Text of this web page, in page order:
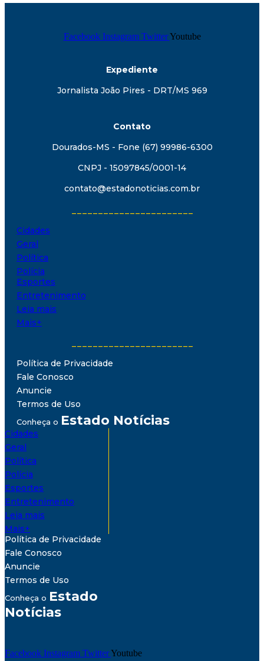
Facebook Instagram Twitter Youtube
Expediente
Jornalista João Pires - DRT/MS 969
Contato
Dourados-MS - Fone (67) 99986-6300
CNPJ - 15097845/0001-14
contato@estadonoticias.com.br
Cidades
Geral
Política
Polícia
Esportes
Entretenimento
Leia mais
Mais+
Política de Privacidade
Fale Conosco
Anuncie
Termos de Uso
Conheça o Estado Notícias
Cidades
Geral
Política
Polícia
Esportes
Entretenimento
Leia mais
Mais+
Política de Privacidade
Fale Conosco
Anuncie
Termos de Uso
Conheça o Estado
Notícias
Facebook Instagram TwitterYoutube